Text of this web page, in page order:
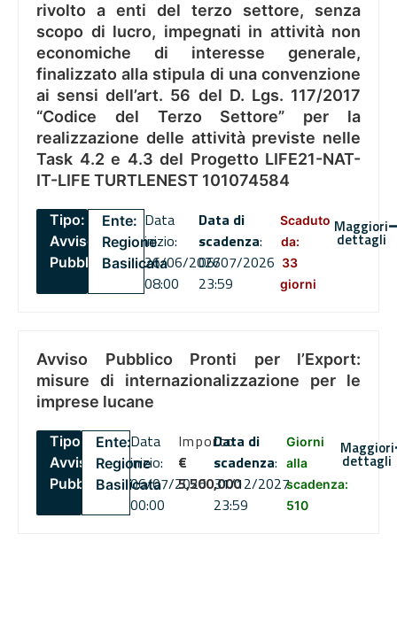
rivolto a enti del terzo settore, senza
scopo di lucro, impegnati in attività non
economiche di interesse generale,
finalizzato alla stipula di una convenzione
ai sensi dell’art. 56 del D. Lgs. 117/2017
“Codice del Terzo Settore” per la
realizzazione delle attività previste nelle
Task 4.2 e 4.3 del Progetto LIFE21-NAT-
IT-LIFE TURTLENEST 101074584
Tipo:
Avviso
Pubblico
Ente:
Regione
Basilicata
Data
inizio:
26/06/2026
08:00
Data di
scadenza:
06/07/2026
23:59
Scaduto
da:
33
giorni
Maggiori
dettagli
Avviso Pubblico Pronti per l’Export:
misure di internazionalizzazione per le
imprese lucane
Tipo:
Avviso
Pubblico
Ente:
Regione
Basilicata
Data
inizio:
06/07/2026
00:00
Importo
€
5,500,000
Data di
scadenza:
31/12/2027
23:59
Giorni
alla
scadenza:
510
Maggiori
dettagli